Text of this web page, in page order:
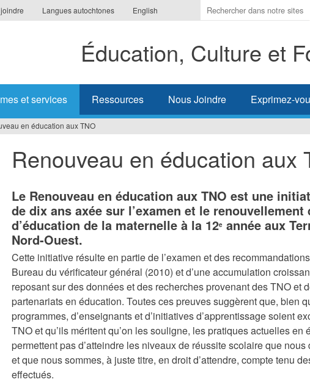
Langues autochtones English
Indiquer
les
à
rechercher
Éducation, Culture et
et services Ressources Nous Joindre Exprimez-
en éducation aux TNO
Renouveau en éducation aux
Le Renouveau en éducation aux TNO est une
de dix ans axée sur l’examen et le renouvellement
d’éducation de la maternelle à la 12eannée aux
Nord-Ouest.
Cette initiative résulte en partie de l’examen et des
Bureau du vérificateur général (2010) et d’une accumulation
reposant sur des données et des recherches provenant des TNO et
partenariats en éducation. Toutes ces preuves suggèrent que, bien
programmes, d’enseignants et d’initiatives d’apprentissage soient
TNO et qu’ils méritent qu’on les souligne, les pratiques actuelles en
permettent pas d’atteindre les niveaux de réussite scolaire que
et que nous sommes, à juste titre, en droit d’attendre, compte tenu
effectués.